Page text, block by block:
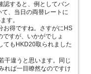
認すると、例としてバン
、当日の両替レートに
す。
お得ですね。さすがにHS
すが、いかがでしょ
てもHKD20取られました
干違うと思います。同じ
れば一目瞭然なのですけ